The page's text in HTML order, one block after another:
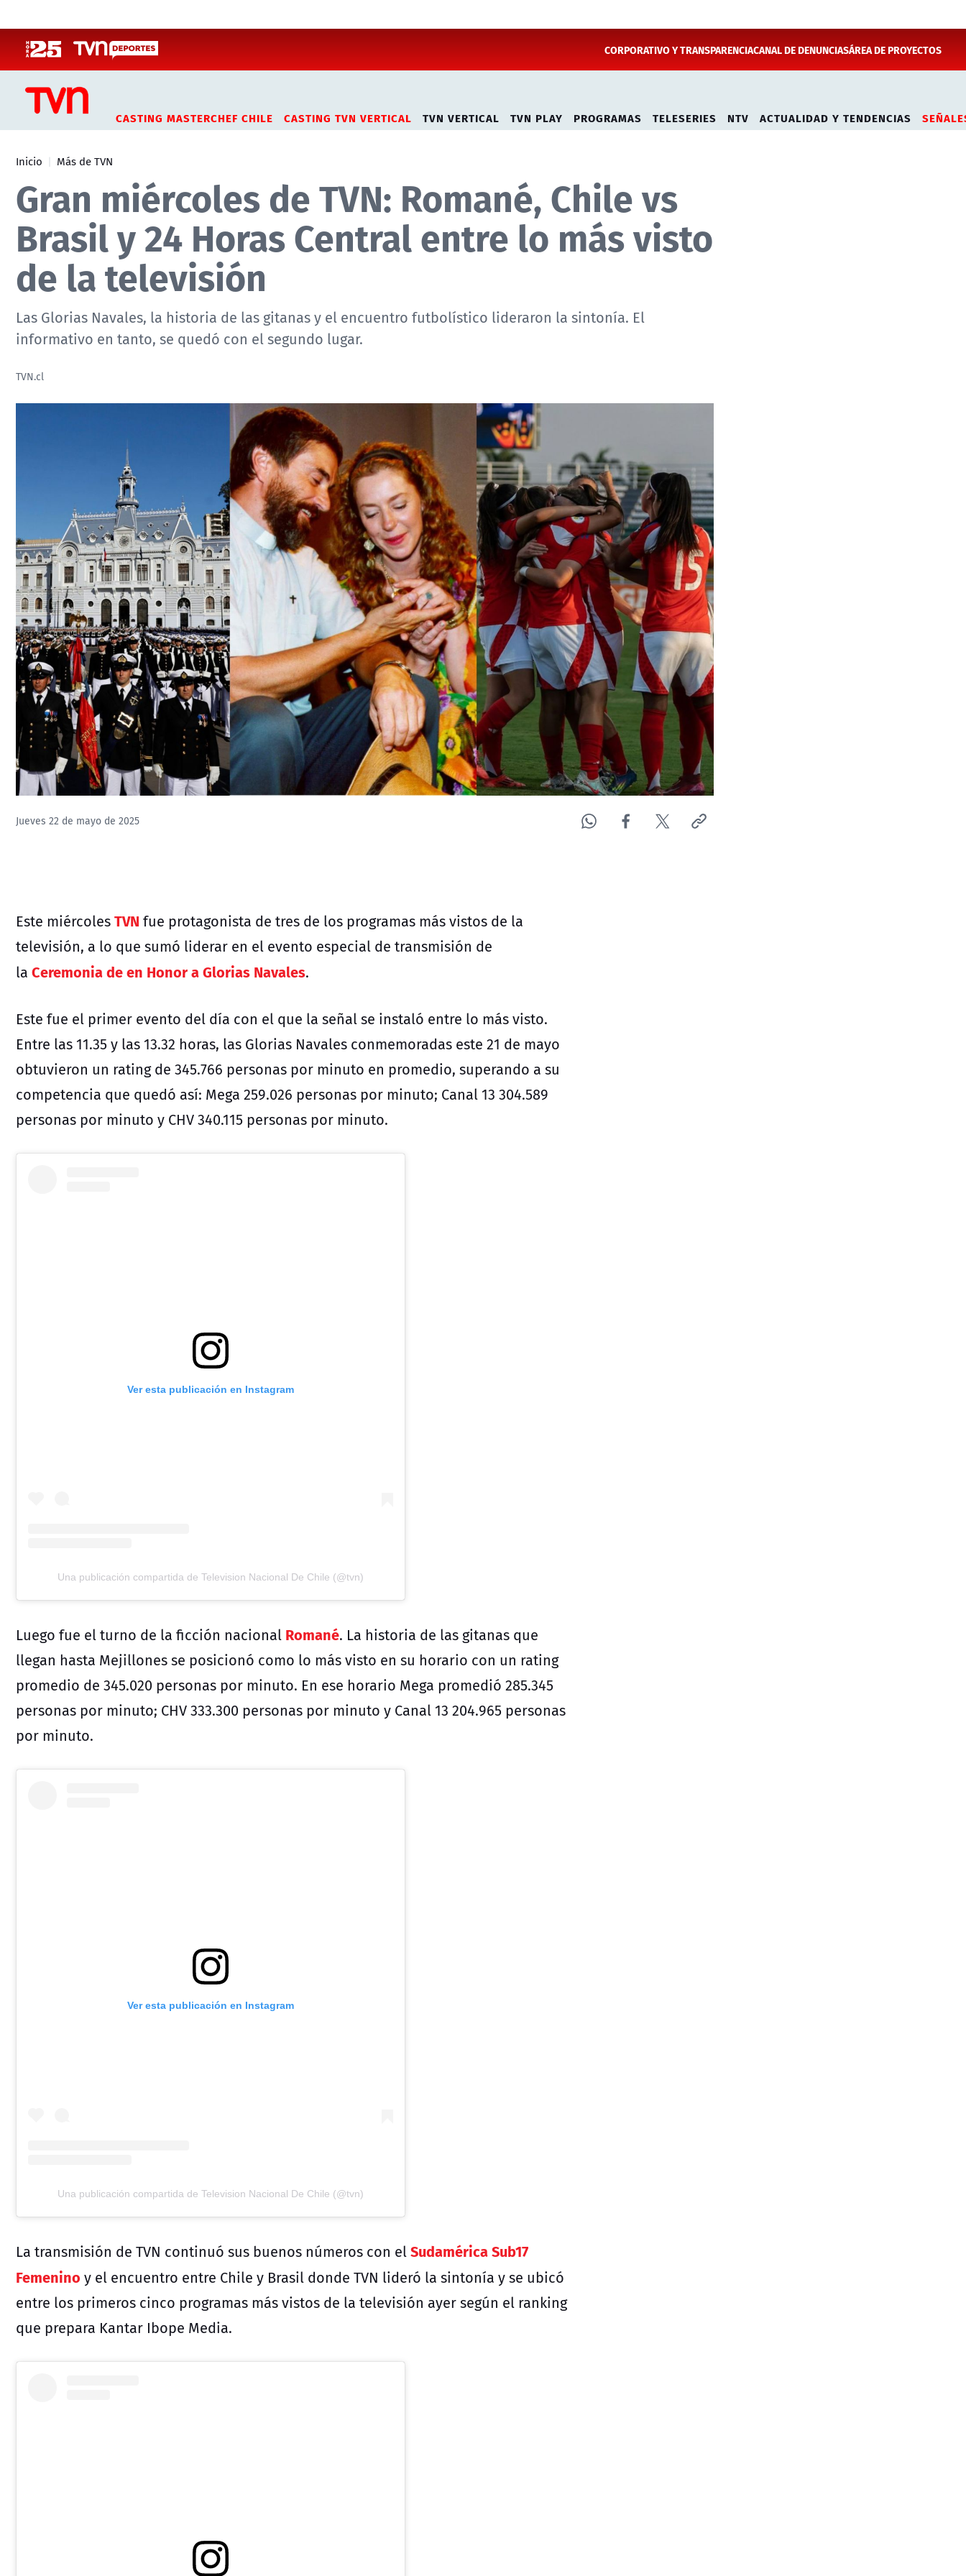
CORPORATIVO Y TRANSPARENCIACANAL DE DENUNCIASÁREA DE PROYECTOS
CASTING MASTERCHEF CHILE CASTING TVN VERTICAL TVN VERTICAL TVN PLAY PROGRAMAS TELESERIES NTV ACTUALIDAD Y TENDENCIAS
Inicio Más de TVN
Gran miércoles de TVN: Romané, Chile vs
Brasil y 24 Horas Central entre lo más visto
de la televisión
Las Glorias Navales, la historia de las gitanas y el encuentro futbolístico lideraron la sintonía. El
informativo en tanto, se quedó con el segundo lugar.
TVN.cl
Jueves 22 de mayo de 2025
Este miércolesTVN fue protagonista de tres de los programas más vistos de la
televisión, a lo que sumó liderar en el evento especial de transmisión de
la Ceremonia de en Honor a Glorias Navales.
Este fue el primer evento del día con el que la señal se instaló entre lo más visto.
Entre las 11.35 y las 13.32 horas, las Glorias Navales conmemoradas este 21 de mayo
obtuvieron un rating de 345.766 personas por minuto en promedio, superando a su
competencia que quedó así: Mega 259.026 personas por minuto; Canal 13 304.589
personas por minuto y CHV 340.115 personas por minuto.
Ver esta publicación en Instagram
Una publicación compartida de Television Nacional De Chile (@tvn)
Luego fue el turno de la ficción nacional Romané. La historia de las gitanas que
llegan hasta Mejillones se posicionó como lo más visto en su horario con un rating
promedio de 345.020 personas por minuto. En ese horario Mega promedió 285.345
personas por minuto; CHV 333.300 personas por minuto y Canal 13 204.965 personas
por minuto.
Ver esta publicación en Instagram
Una publicación compartida de Television Nacional De Chile (@tvn)
La transmisión de TVN continuó sus buenos números con elSudamérica Sub17
Femenino y el encuentro entre Chile y Brasil donde TVN lideró la sintonía y se ubicó
entre los primeros cinco programas más vistos de la televisión ayer según el ranking
que prepara Kantar Ibope Media.